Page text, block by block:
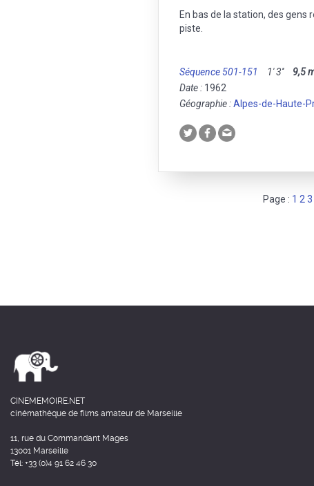
En bas de la station, des gens
piste.
Séquence 501-151 1' 3'' 9,5
Date : 1962
Géographie :Alpes-de-Haute-
Page : 1 2 3
CINEMEMOIRE.NET
cinémathèque de films amateur de Marseille
11, rue du Commandant Mages
13001 Marseille
Tél: +33 (0)4 91 62 46 30